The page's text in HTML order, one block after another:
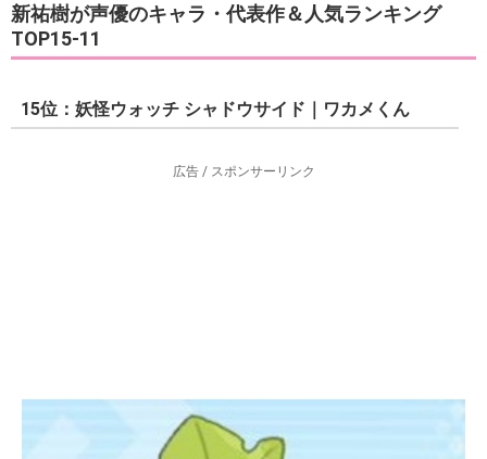
新祐樹が声優のキャラ・代表作＆人気ランキング
TOP15-11
15位：妖怪ウォッチ シャドウサイド｜ワカメくん
広告 / スポンサーリンク